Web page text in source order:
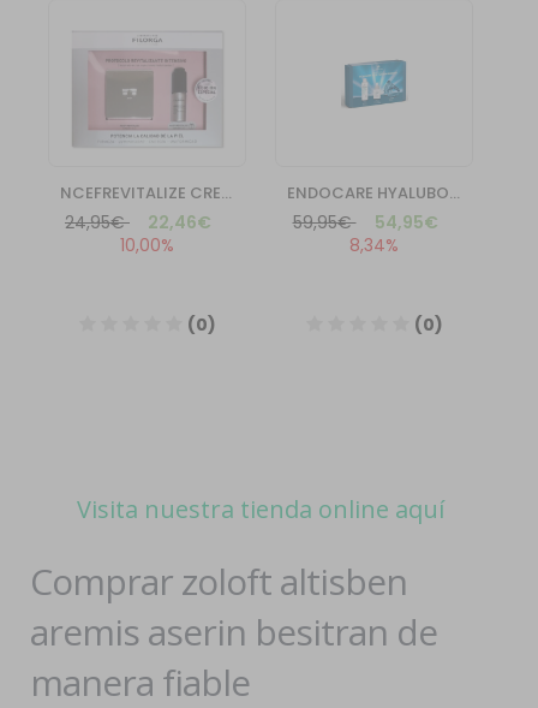
Visita nuestra tienda online aquí
Comprar zoloft altisben
aremis aserin besitran de
manera fiable